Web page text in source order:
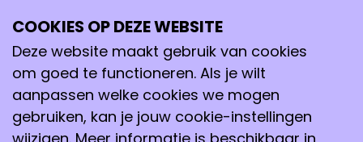
Prof.dr. Harry Bitter
Harry Bitter studeerde scheikunde aan de
Katholieke Universiteit Nijmegen (nu Radboud
Universiteit) met een hoofdvak in organische
chemie (groep Prof. Zwanenburg) en een bijvak in
COOKIES OP DEZE WEBSITE
Deze website maakt gebruik van cookies
om goed te functioneren. Als je wilt
aanpassen welke cookies we mogen
gebruiken, kan je jouw cookie-instellingen